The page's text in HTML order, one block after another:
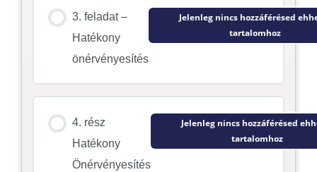
3. feladat –
Hatékony
önérvényesítés
Jelenleg nincs hozzáférésed
tartalomhoz
4. rész
Hatékony
Önérvényesítés
Jelenleg nincs hozzáférésed
tartalomhoz